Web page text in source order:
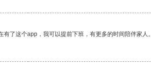
了这个app，我可以提前下班，有更多的时间陪伴家人。